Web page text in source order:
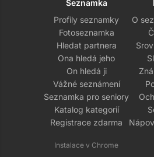
Seznamka
Profily seznamky
Fotoseznamka
Hledat partnera
Ona hledá jeho
On hledá ji
Vážné seznámení
Seznamka pro seniory
Katalog kategorií
Registrace zdarma
Instalace v Chrome
O